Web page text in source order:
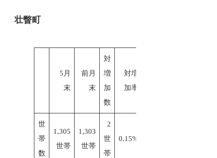
壮瞥町
5月
末
前月
末
対
増
加
数
対増
加率
世
帯
数
1,305
世帯
1,303
世帯
2
世
帯
0.15%